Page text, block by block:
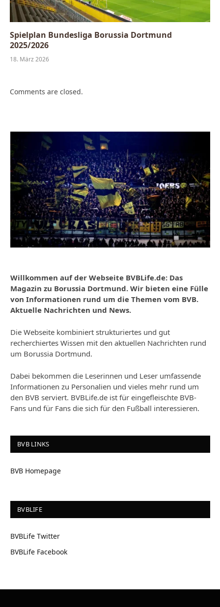
Spielplan Bundesliga Borussia Dortmund
2025/2026
18. März 2026
Comments are closed.
Willkommen auf der Webseite BVBLife.de: Das
Magazin zu Borussia Dortmund. Wir bieten eine Fülle
von Informationen rund um die Themen vom BVB.
Aktuelle Nachrichten und News.
Die Webseite kombiniert strukturiertes und gut
recherchiertes Wissen mit den aktuellen Nachrichten rund
um Borussia Dortmund.
Dabei bekommen die Leserinnen und Leser umfassende
Informationen zu Personalien und vieles mehr rund um
den BVB serviert. BVBLife.de ist für eingefleischte BVB-
Fans und für Fans die sich für den Fußball interessieren.
BVB LINKS
BVB Homepage
BVBLIFE
BVBLife Twitter
BVBLife Facebook